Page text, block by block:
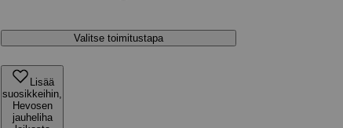
Valitse toimitustapa
Lisää
suosikkeihin,
Hevosen
jauheliha